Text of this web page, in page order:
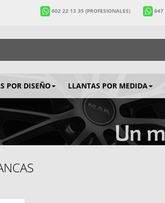
602 22 13 35(PROFESIONALES)
POR DISEÑO LLANTAS POR MEDIDA